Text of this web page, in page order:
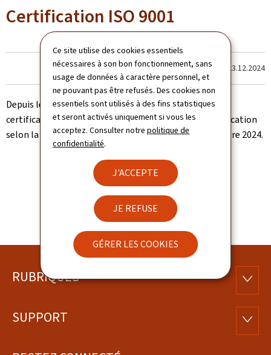
Ce site utilise des cookies essentiels
nécessaires à son bon fonctionnement, sans
usage de données à caractère personnel, et
ne pouvant pas être refusés. Des cookies non
essentiels sont utilisés à des fins statistiques
et seront activés uniquement si vous les
acceptez. Consulter notrepolitique de
confidentialité.
J'ACCEPTE
JE REFUSE
GÉRER LES COOKIES
Certification ISO 9001
Dernière modification le 23.12.2024
Depuis le 16 octobre 2015, l'ACF s'est vue attribuer une
certification ISO 9001 en continu. La dernière re-certification
selon la norme ISO 9001:2015 date depuis le 20 décembre 2024.
Pied
page
RUBRIQUES
SUPPORT